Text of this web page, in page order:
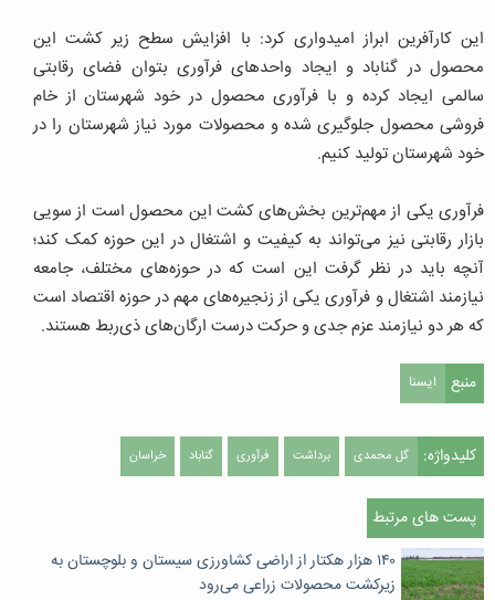
این کارآفرین ابراز امیدواری کرد: با افزایش سطح زیر کشت این
محصول در گناباد و ایجاد واحدهای فرآوری بتوان فضای رقابتی
سالمی ایجاد کرده و با فرآوری محصول در خود شهرستان از خام
فروشی محصول جلوگیری شده و محصولات مورد نیاز شهرستان را در
خود شهرستان تولید کنیم.
فرآوری یکی از مهم‌ترین بخش‌های کشت این محصول است از سویی
بازار رقابتی نیز می‌تواند به کیفیت و اشتغال در این حوزه کمک کند؛
آنچه باید در نظر گرفت این است که در حوزه‌های مختلف، جامعه
نیازمند اشتغال و فرآوری یکی از زنجیره‌های مهم در حوزه اقتصاد است
که هر دو نیازمند عزم جدی و حرکت درست ارگان‌های ذی‌ربط هستند.
منبع ایسنا
کلیدواژه: گل محمدی برداشت فرآوری گناباد خراسان
پست های مرتبط
١۴٠ هزار هکتار از اراضی کشاورزی سیستان و بلوچستان به
زیرکشت محصولات زراعی می‌رود